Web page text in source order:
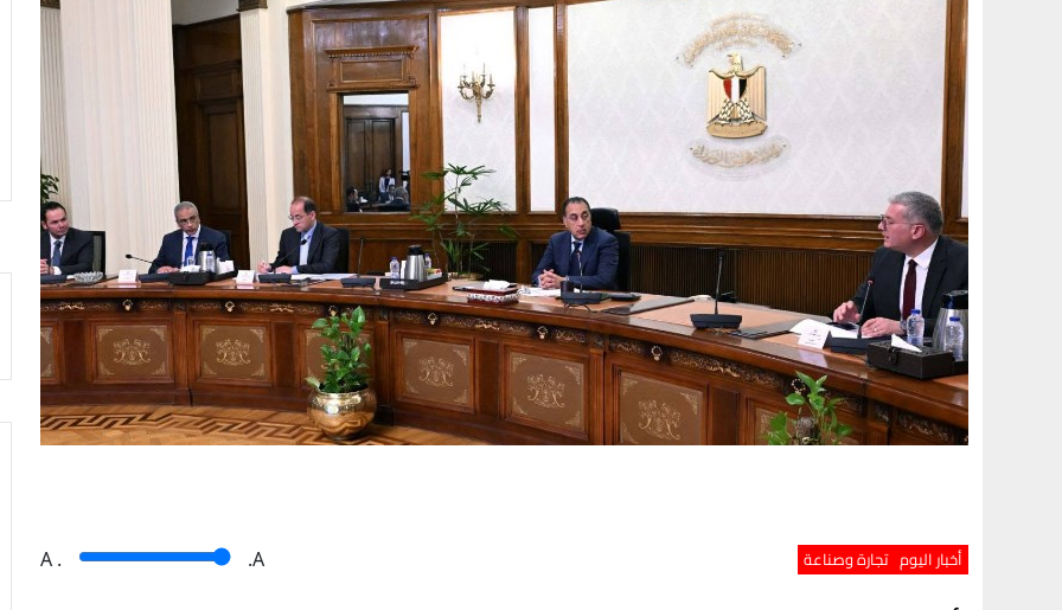
أخبار اليوم تجارة وصناعة A . .A